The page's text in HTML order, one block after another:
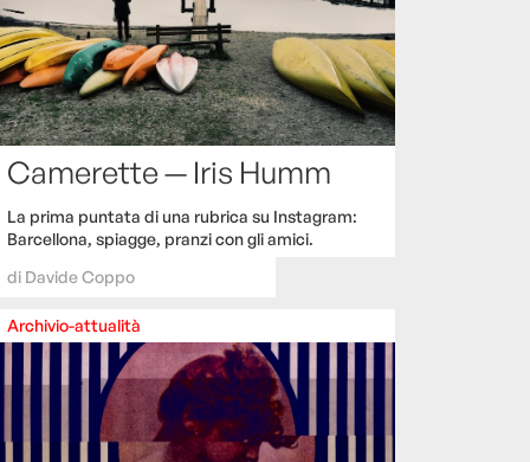
Camerette — Iris Humm
La prima puntata di una rubrica su Instagram:
Barcellona, spiagge, pranzi con gli amici.
di Davide Coppo
Archivio-attualità